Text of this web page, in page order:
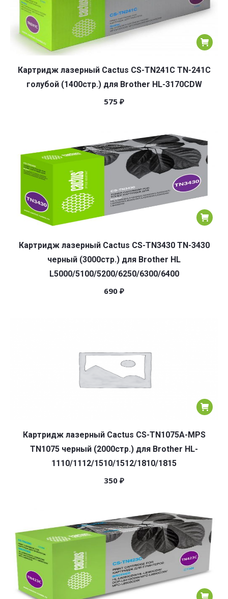
Картридж лазерный Cactus CS-TN241C TN-241C
голубой (1400стр.) для Brother HL-3170CDW
575 ₽
Картридж лазерный Cactus CS-TN3430 TN-3430
черный (3000стр.) для Brother HL
L5000/5100/5200/6250/6300/6400
690 ₽
Картридж лазерный Cactus CS-TN1075A-MPS
TN1075 черный (2000стр.) для Brother HL-
1110/1112/1510/1512/1810/1815
350 ₽